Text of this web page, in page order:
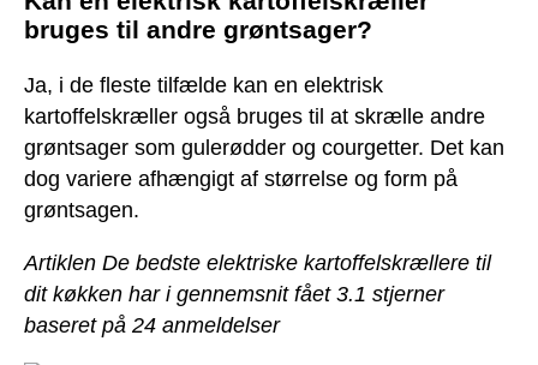
bruges til andre grøntsager?
Ja, i de fleste tilfælde kan en elektrisk
kartoffelskræller også bruges til at skrælle andre
grøntsager som gulerødder og courgetter. Det kan
dog variere afhængigt af størrelse og form på
grøntsagen.
Artiklen De bedste elektriske kartoffelskrællere til
dit køkken har i gennemsnit fået 3.1 stjerner
baseret på 24 anmeldelser